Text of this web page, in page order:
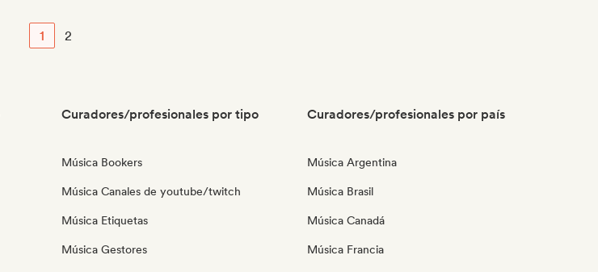
1 2
Curadores/profesionales por tipo
Música Bookers
Música Canales de youtube/twitch
Música Etiquetas
Música Gestores
Curadores/profesionales por país
Música Argentina
Música Brasil
Música Canadá
Música Francia